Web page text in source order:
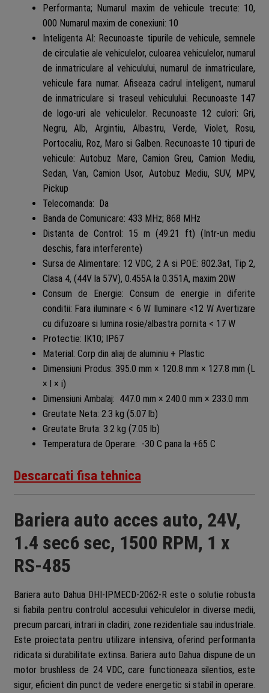
Performanta; Numarul maxim de vehicule trecute: 10,
000 Numarul maxim de conexiuni: 10
Inteligenta AI: Recunoaste tipurile de vehicule, semnele
de circulatie ale vehiculelor, culoarea vehiculelor, numarul
de inmatriculare al vehiculului, numarul de inmatriculare,
vehicule fara numar. Afiseaza cadrul inteligent, numarul
de inmatriculare si traseul vehiculului. Recunoaste 147
de logo-uri ale vehiculelor. Recunoaste 12 culori: Gri,
Negru, Alb, Argintiu, Albastru, Verde, Violet, Rosu,
Portocaliu, Roz, Maro si Galben. Recunoaste 10 tipuri de
vehicule: Autobuz Mare, Camion Greu, Camion Mediu,
Sedan, Van, Camion Usor, Autobuz Mediu, SUV, MPV,
Pickup
Telecomanda: Da
Banda de Comunicare: 433 MHz; 868 MHz
Distanta de Control: 15 m (49.21 ft) (Intr-un mediu
deschis, fara interferente)
Sursa de Alimentare: 12 VDC, 2 A si POE: 802.3at, Tip 2,
Clasa 4, (44V la 57V), 0.455A la 0.351A, maxim 20W
Consum de Energie: Consum de energie in diferite
conditii: Fara iluminare < 6 W Iluminare <12 W Avertizare
cu difuzoare si lumina rosie/albastra pornita < 17 W
Protectie: IK10; IP67
Material: Corp din aliaj de aluminiu + Plastic
Dimensiuni Produs: 395.0 mm × 120.8 mm × 127.8 mm (L
× l × i)
Dimensiuni Ambalaj: 447.0 mm × 240.0 mm × 233.0 mm
Greutate Neta: 2.3 kg (5.07 lb)
Greutate Bruta: 3.2 kg (7.05 lb)
Temperatura de Operare: -30 C pana la +65 C
Descarcati fisa tehnica
Bariera auto acces auto, 24V,
1.4 sec6 sec, 1500 RPM, 1 x
RS-485
Bariera auto Dahua DHI-IPMECD-2062-R este o solutie robusta
si fiabila pentru controlul accesului vehiculelor in diverse medii,
precum parcari, intrari in cladiri, zone rezidentiale sau industriale.
Este proiectata pentru utilizare intensiva, oferind performanta
ridicata si durabilitate extinsa. Bariera auto Dahua dispune de un
motor brushless de 24 VDC, care functioneaza silentios, este
sigur, eficient din punct de vedere energetic si stabil in operare.